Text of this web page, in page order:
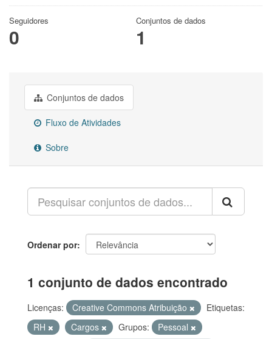
Seguidores
0
Conjuntos de dados
1
Conjuntos de dados
Fluxo de Atividades
Sobre
Ordenar por
1 conjunto de dados encontrado
Licenças: Creative Commons Atribuição
Etiquetas:
RH
Cargos Grupos:
Pessoal